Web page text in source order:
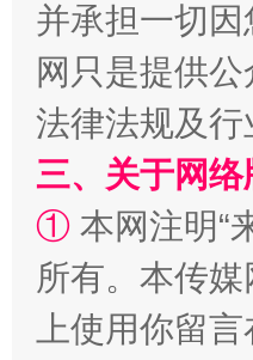
阿坝州三大球赛在
并承担一切
网只是提供
法律法规及
三、关于网络
① 本网注明“
所有。本传
上使用你留